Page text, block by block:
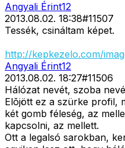
Angyali Érint12
2013.08.02. 18:38#11507
Tessék, csináltam képet.
http://kepkezelo.com/
Angyali Érint12
2013.08.02. 18:27#11506
Hálózat nevét, szoba
Elõjött ez a szürke profil,
két gomb féleség, az
kapcsolni, az mellett.
Ott a legalsó sarokban,